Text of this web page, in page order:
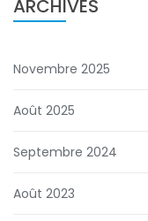
ARCHIVES
Novembre 2025
Août 2025
Septembre 2024
Août 2023